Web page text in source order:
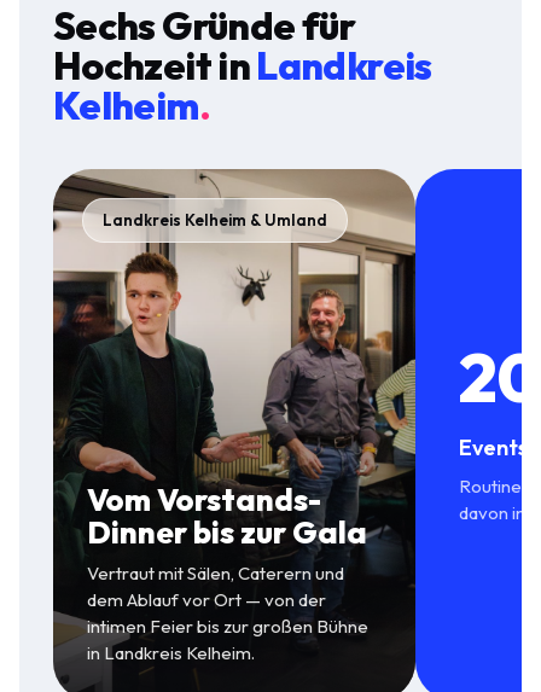
Sechs Gründe für
HochzeitinLandkreis
Kelheim.
Landkreis Kelheim & Umland
Vom Vorstands-
Dinner bis zur Gala
Vertraut mit Sälen, Caterern und
dem Ablauf vor Ort — von der
intimen Feier bis zur großen Bühne
in Landkreis Kelheim.
Events
Routine
davon in